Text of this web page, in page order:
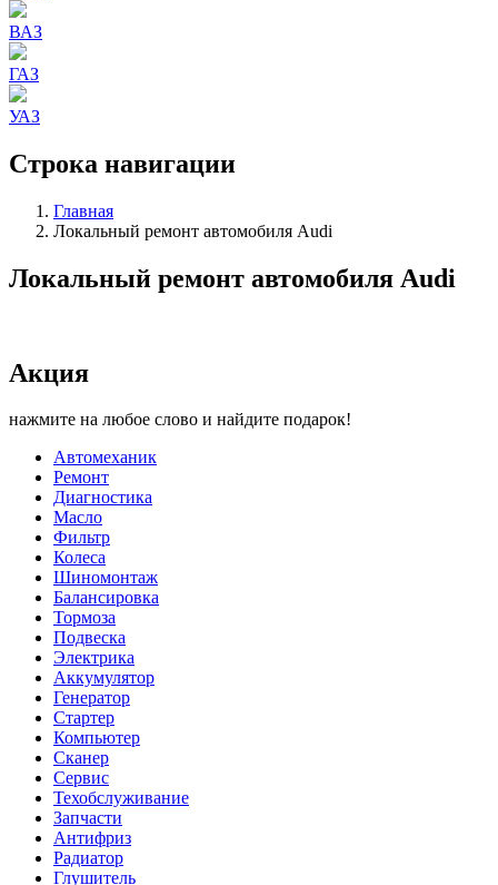
ВАЗ
ГАЗ
УАЗ
Строка навигации
Главная
Локальный ремонт автомобиля Audi
Локальный ремонт автомобиля Audi
Акция
нажмите на любое слово и найдите подарок!
Автомеханик
Ремонт
Диагностика
Масло
Фильтр
Колеса
Шиномонтаж
Балансировка
Тормоза
Подвеска
Электрика
Аккумулятор
Генератор
Стартер
Компьютер
Сканер
Сервис
Техобслуживание
Запчасти
Антифриз
Радиатор
Глушитель